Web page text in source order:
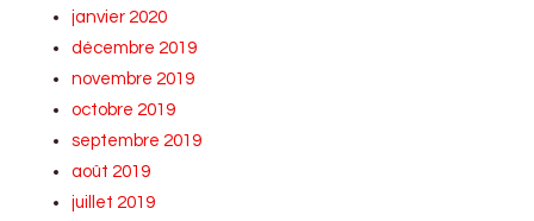
janvier 2020
décembre 2019
novembre 2019
octobre 2019
septembre 2019
août 2019
juillet 2019